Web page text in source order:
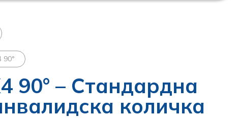
90°
90° – Стандардна
количка